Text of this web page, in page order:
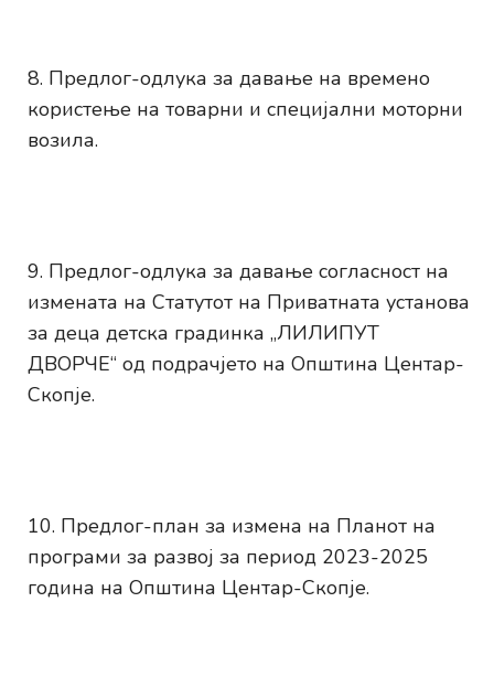
Предлог-одлука за давање на времено
користење на товарни и специјални моторни
возила.
Предлог-одлука за давање согласност на
измената на Статутот на Приватната установа
за деца детска градинка „ЛИЛИПУТ
ДВОРЧЕ“ од подрачјето на Општина Центар-
Скопје.
Предлог-план за измена на Планот на
програми за развој за период 2023-2025
година на Општина Центар-Скопје.